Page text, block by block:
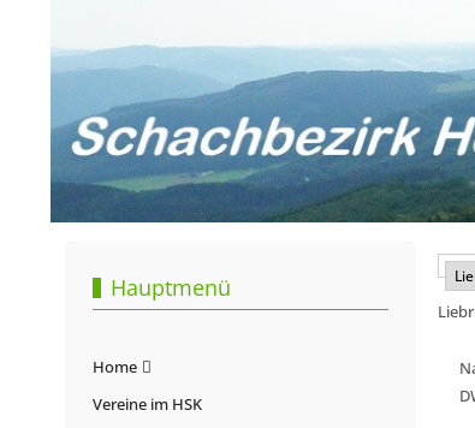
Hauptmenü
Home
Vereine im HSK